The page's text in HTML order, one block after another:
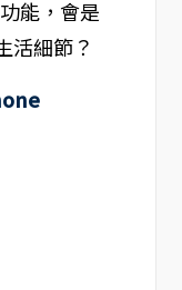
能，會是
活細節？